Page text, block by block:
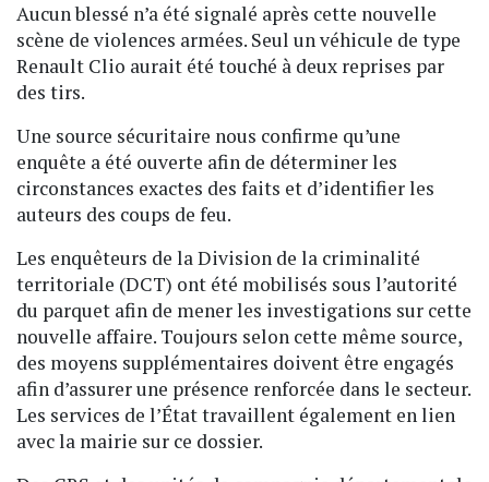
Aucun blessé n’a été signalé après cette nouvelle
scène de violences armées. Seul un véhicule de type
Renault Clio aurait été touché à deux reprises par
des tirs.
Une source sécuritaire nous confirme qu’une
enquête a été ouverte afin de déterminer les
circonstances exactes des faits et d’identifier les
auteurs des coups de feu.
Les enquêteurs de la Division de la criminalité
territoriale (DCT) ont été mobilisés sous l’autorité
du parquet afin de mener les investigations sur cette
nouvelle affaire. Toujours selon cette même source,
des moyens supplémentaires doivent être engagés
afin d’assurer une présence renforcée dans le secteur.
Les services de l’État travaillent également en lien
avec la mairie sur ce dossier.